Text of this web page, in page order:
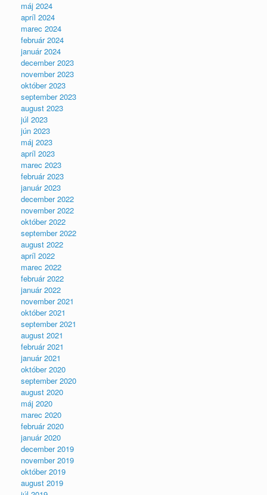
máj 2024
apríl 2024
marec 2024
február 2024
január 2024
december 2023
november 2023
október 2023
september 2023
august 2023
júl 2023
jún 2023
máj 2023
apríl 2023
marec 2023
február 2023
január 2023
december 2022
november 2022
október 2022
september 2022
august 2022
apríl 2022
marec 2022
február 2022
január 2022
november 2021
október 2021
september 2021
august 2021
február 2021
január 2021
október 2020
september 2020
august 2020
máj 2020
marec 2020
február 2020
január 2020
december 2019
november 2019
október 2019
august 2019